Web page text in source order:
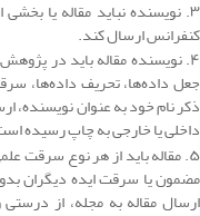
۳. نویسنده نباید مقاله یا
کنفرانس ارسال کند.
۴. نویسنده مقاله باید در
جعل داده‌ها، تحریف داده‌ها،
ذکر نام خود به عنوان نویسنده،
داخلی یا خارجی به چاپ رسیده
۵. مقاله باید از هر نوع سرقت
مضمون یا سرقت ایده دیگران
ارسال مقاله به مجله، از